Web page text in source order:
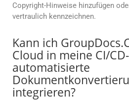
Copyright-Hinweise hinzufügen
vertraulich kennzeichnen.
Kann ich
Cloud in meine CI/
automatisierte
integrieren?